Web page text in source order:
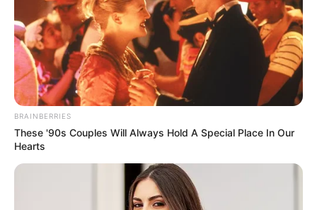
BRAINBERRIES
These '90s Couples Will Always Hold A Special Place In Our
Hearts